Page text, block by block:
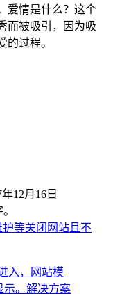
爱情是什么？这个
而被吸引，因为吸
的过程。
12月16日
护等关闭网站且不